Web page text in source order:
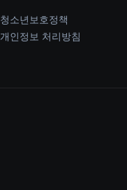
청소년보호정책
개인정보 처리방침